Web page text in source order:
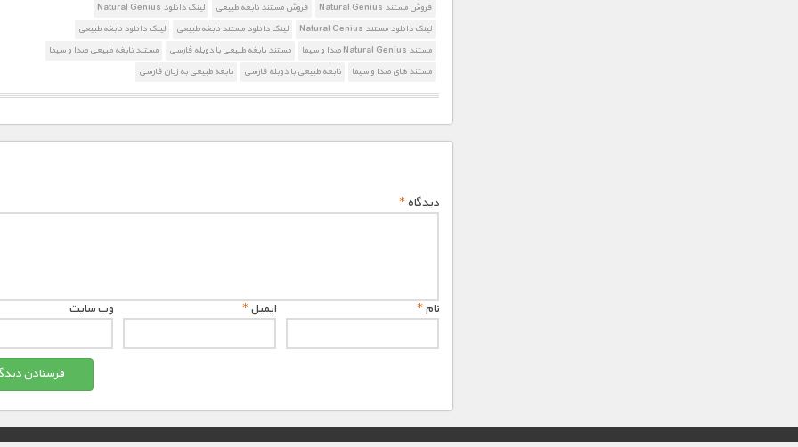
فروش مستند Natural Genius
فروش مستند نابغه طبیعی
لینک دانلود Natural Genius
لینک دانلود مستند Natural Genius
لینک دانلود مستند نابغه طبیعی
لینک دانلود نابغه طبیعی
مستند Natural Genius صدا و سیما
مستند نابغه طبیعی با دوبله فارسی
مستند نابغه طبیعی صدا و سیما
مستند های صدا و سیما
نابغه طبیعی با دوبله فارسی نابغه طبیعی به زبان فارسی
دیدگاه*
نام* ایمیل* وب‌ سایت